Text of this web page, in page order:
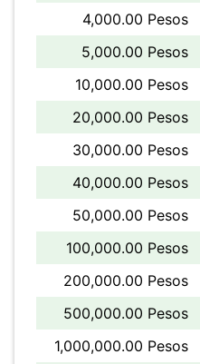
4,000.00 Pesos
5,000.00 Pesos
10,000.00 Pesos
20,000.00 Pesos
30,000.00 Pesos
40,000.00 Pesos
50,000.00 Pesos
100,000.00 Pesos
200,000.00 Pesos
500,000.00 Pesos
1,000,000.00 Pesos